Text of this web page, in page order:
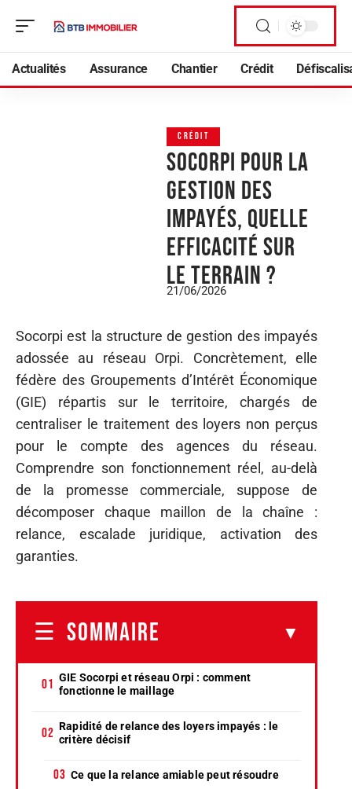
Actualités Assurance Chantier Crédit
CRÉDIT
Socorpi pour la
gestion des
impayés, quelle
efficacité sur
le terrain ?
21/06/2026
Socorpi est la structure de gestion des impayés
adossée au réseau Orpi. Concrètement, elle
fédère des Groupements d’Intérêt Économique
(GIE) répartis sur le territoire, chargés de
centraliser le traitement des loyers non perçus
pour le compte des agences du réseau.
Comprendre son fonctionnement réel, au-delà
de la promesse commerciale, suppose de
décomposer chaque maillon de la chaîne :
relance, escalade juridique, activation des
garanties.
SOMMAIRE
GIE Socorpi et réseau Orpi : comment
fonctionne le maillage
Rapidité de relance des loyers impayés : le
critère décisif
Ce que la relance amiable peut résoudre